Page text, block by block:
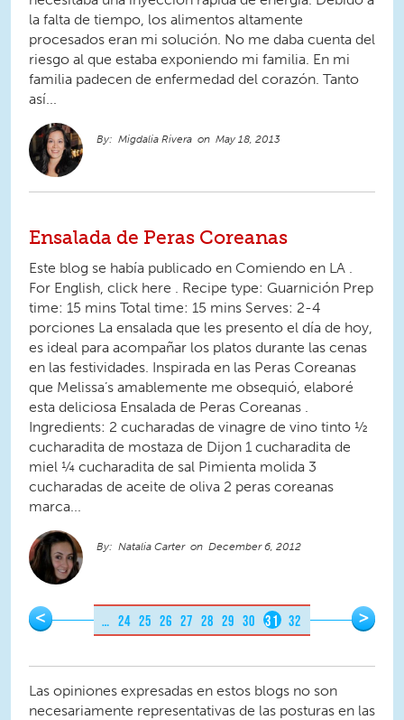
la falta de tiempo, los alimentos altamente
procesados eran mi solución. No me daba cuenta del
riesgo al que estaba exponiendo mi familia. En mi
familia padecen de enfermedad del corazón. Tanto
así...
Migdalia Rivera May 18, 2013
Ensalada de Peras Coreanas
Este blog se había publicado en Comiendo en LA .
For English, click here . Recipe type: Guarnición Prep
time: 15 mins Total time: 15 mins Serves: 2-4
porciones La ensalada que les presento el día de hoy,
es ideal para acompañar los platos durante las cenas
en las festividades. Inspirada en las Peras Coreanas
que Melissa’s amablemente me obsequió, elaboré
esta deliciosa Ensalada de Peras Coreanas .
Ingredients: 2 cucharadas de vinagre de vino tinto ½
cucharadita de mostaza de Dijon 1 cucharadita de
miel ¼ cucharadita de sal Pimienta molida 3
cucharadas de aceite de oliva 2 peras coreanas
marca...
Natalia Carter December 6, 2012
Pages
< … 24 25 26 27 28 29 30 31 32 >
Las opiniones expresadas en estos blogs no son
necesariamente representativas de las posturas en las